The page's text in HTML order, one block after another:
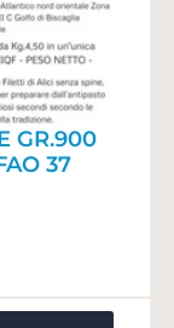
GR.900
37